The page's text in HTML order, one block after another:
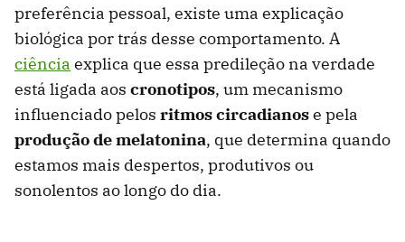
preferência pessoal, existe uma explicação
biológica por trás desse comportamento. A
ciência explica que essa predileção na verdade
está ligada aos cronotipos, um mecanismo
influenciado pelos ritmos circadianose pela
produção de melatonina, que determina quando
estamos mais despertos, produtivos ou
sonolentos ao longo do dia.